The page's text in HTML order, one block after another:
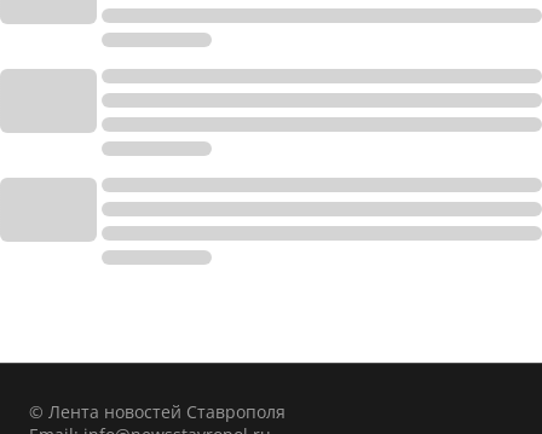
© Лента новостей Ставрополя